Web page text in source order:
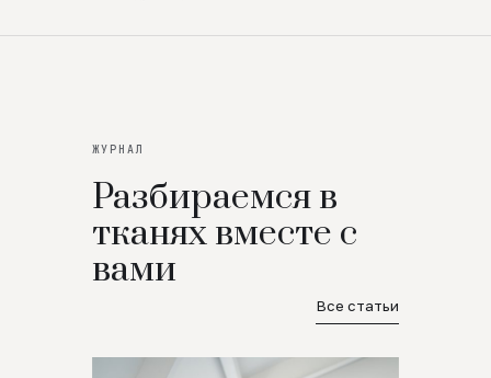
ЖУРНАЛ
Разбираемся в
тканях вместе с
вами
Все статьи